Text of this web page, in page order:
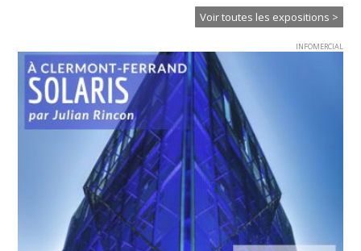
Voir toutes les expositions >
INFOMERCIAL